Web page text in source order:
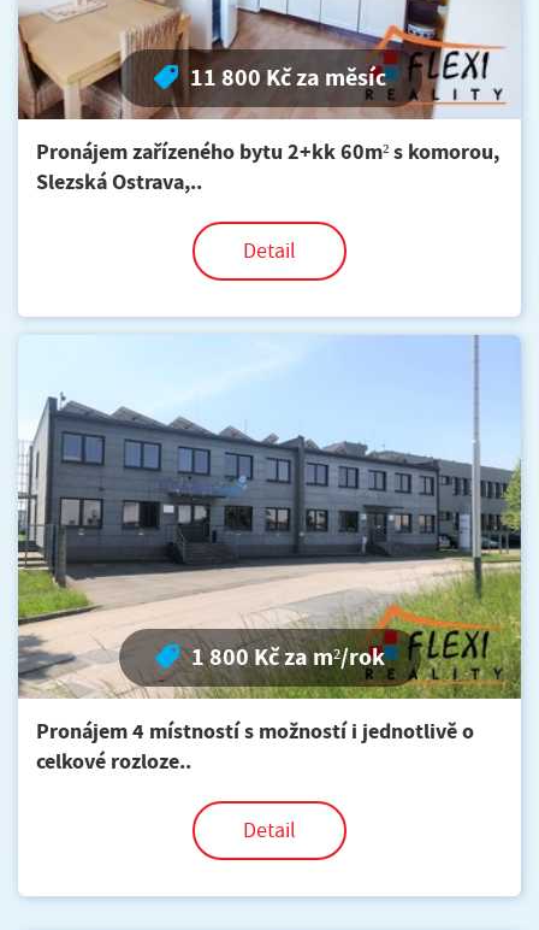
11 800 Kč za měsíc
Pronájem zařízeného bytu 2+kk 60m² s komorou,
Slezská Ostrava,..
Detail
1 800 Kč za m²/rok
Pronájem 4 místností s možností i jednotlivě o
celkové rozloze..
Detail